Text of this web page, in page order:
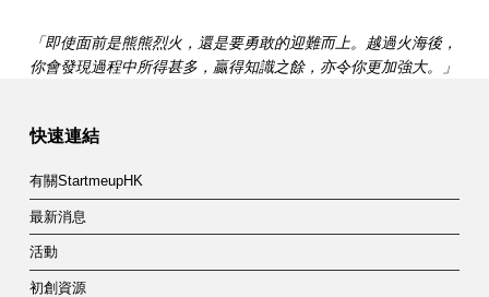
「即使面前是熊熊烈火，還是要勇敢的迎難而上。越過火海後，
你會發現過程中所得甚多，贏得知識之餘，亦令你更加強大。」
快速連結
有關StartmeupHK
最新消息
活動
初創資源